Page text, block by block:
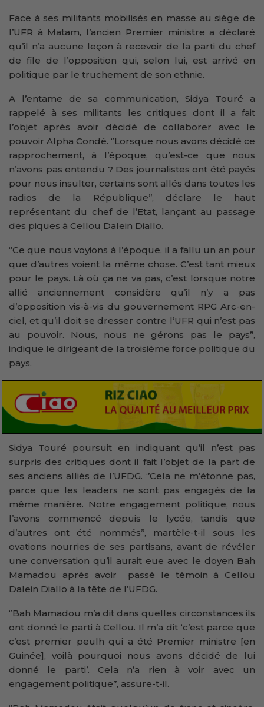
Face à ses militants mobilisés en masse au siège de
l’UFR à Matam, l’ancien Premier ministre a déclaré
qu’il n’a aucune leçon à recevoir de la parti du chef
de file de l’opposition qui, selon lui, est arrivé en
politique par le truchement de son ethnie.
A l’entame de sa communication, Sidya Touré a
rappelé à ses militants les critiques dont il a fait
l’objet après avoir décidé de collaborer avec le
pouvoir Alpha Condé. ‘’Lorsque nous avons décidé ce
rapprochement, à l’époque, qu’est-ce que nous
n’avons pas entendu ? Des journalistes ont été payés
pour nous insulter, certains sont allés dans toutes les
radios de la République’’, déclare le haut
représentant du chef de l’Etat, lançant au passage
des piques à Cellou Dalein Diallo.
‘’Ce que nous voyions à l’époque, il a fallu un an pour
que d’autres voient la même chose. C’est tant mieux
pour le pays. Là où ça ne va pas, c’est lorsque notre
allié anciennement considère qu’il n’y a pas
d’opposition vis-à-vis du gouvernement RPG Arc-en-
ciel, et qu’il doit se dresser contre l’UFR qui n’est pas
au pouvoir. Nous, nous ne gérons pas le pays’’,
indique le dirigeant de la troisième force politique du
pays.
Sidya Touré poursuit en indiquant qu’il n’est pas
surpris des critiques dont il fait l’objet de la part de
ses anciens alliés de l’UFDG. ‘’Cela ne m’étonne pas,
parce que les leaders ne sont pas engagés de la
même manière. Notre engagement politique, nous
l’avons commencé depuis le lycée, tandis que
d’autres ont été nommés’’, martèle-t-il sous les
ovations nourries de ses partisans, avant de révéler
une conversation qu’il aurait eue avec le doyen Bah
Mamadou après avoir passé le témoin à Cellou
Dalein Diallo à la tête de l’UFDG.
‘’Bah Mamadou m’a dit dans quelles circonstances ils
ont donné le parti à Cellou. Il m’a dit ‘c’est parce que
c’est premier peulh qui a été Premier ministre [en
Guinée], voilà pourquoi nous avons décidé de lui
donné le parti’. Cela n’a rien à voir avec un
engagement politique’’, assure-t-il.